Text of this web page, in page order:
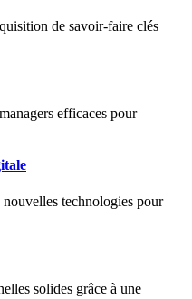
de savoir-faire clés
efficaces pour
technologies pour
solides grâce à une